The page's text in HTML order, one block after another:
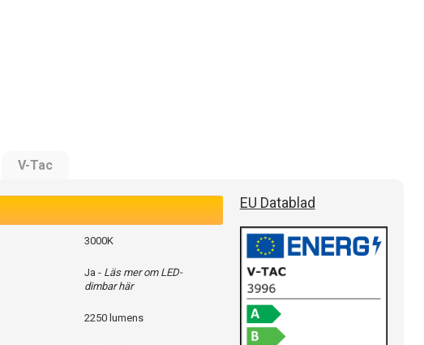
V-Tac
3000K
Ja - Läs mer om LED-
dimbar här
2250 lumens
EU Datablad